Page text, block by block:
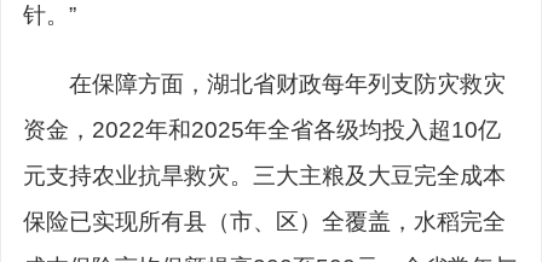
针。”
在保障方面，湖北省财政每年列支防灾救灾
资金，2022年和2025年全省各级均投入超10亿
元支持农业抗旱救灾。三大主粮及大豆完全成本
保险已实现所有县（市、区）全覆盖，水稻完全